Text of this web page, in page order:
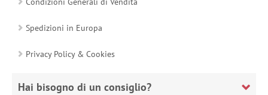
Spedizioni in Europa
Privacy Policy & Cookies
Hai bisogno di un consiglio?